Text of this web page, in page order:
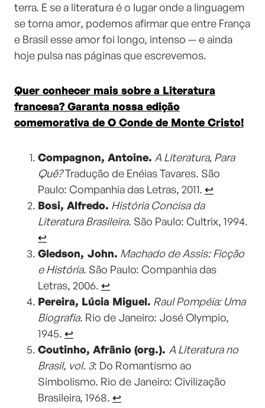
terra. E se a literatura é o lugar onde a linguagem
se torna amor, podemos afirmar que entre França
e Brasil esse amor foi longo, intenso — e ainda
hoje pulsa nas páginas que escrevemos.
Quer conhecer mais sobre a Literatura
francesa? Garanta nossa edição
comemorativa de O Conde de Monte Cristo!
Compagnon, Antoine. A Literatura, Para
Quê?Tradução de Enéias Tavares. São
Paulo: Companhia das Letras, 2011. ↩︎
Bosi, Alfredo. História Concisa da
Literatura Brasileira. São Paulo: Cultrix, 1994.
↩︎
Gledson, John. Machado de Assis: Ficção
e História. São Paulo: Companhia das
Letras, 2006. ↩︎
Pereira, Lúcia Miguel. Raul Pompéia: Uma
Biografia. Rio de Janeiro: José Olympio,
1945. ↩︎
Coutinho, Afrânio (org.). A Literatura no
Brasil, vol. 3: Do Romantismo ao
Simbolismo. Rio de Janeiro: Civilização
Brasileira, 1968. ↩︎